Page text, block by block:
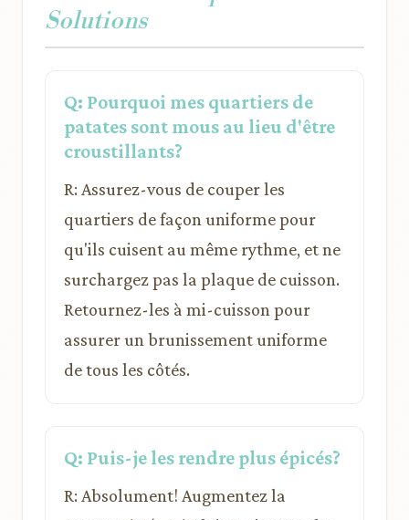
Solutions
Q: Pourquoi mes quartiers de
patates sont mous au lieu d'être
croustillants?
R: Assurez-vous de couper les
quartiers de façon uniforme pour
qu'ils cuisent au même rythme, et ne
surchargez pas la plaque de cuisson.
Retournez-les à mi-cuisson pour
assurer un brunissement uniforme
de tous les côtés.
Q: Puis-je les rendre plus épicés?
R: Absolument! Augmentez la